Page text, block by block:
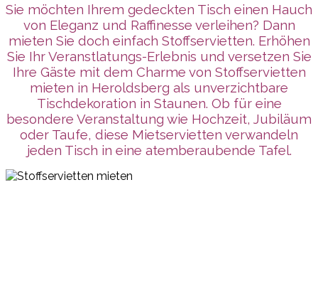
Sie möchten Ihrem gedeckten Tisch einen Hauch
von Eleganz und Raffinesse verleihen? Dann
mieten Sie doch einfach Stoffservietten. Erhöhen
Sie Ihr Veranstlatungs-Erlebnis und versetzen Sie
Ihre Gäste mit dem Charme von Stoffservietten
mieten in Heroldsberg als unverzichtbare
Tischdekoration in Staunen. Ob für eine
besondere Veranstaltung wie Hochzeit, Jubiläum
oder Taufe, diese Mietservietten verwandeln
jeden Tisch in eine atemberaubende Tafel.